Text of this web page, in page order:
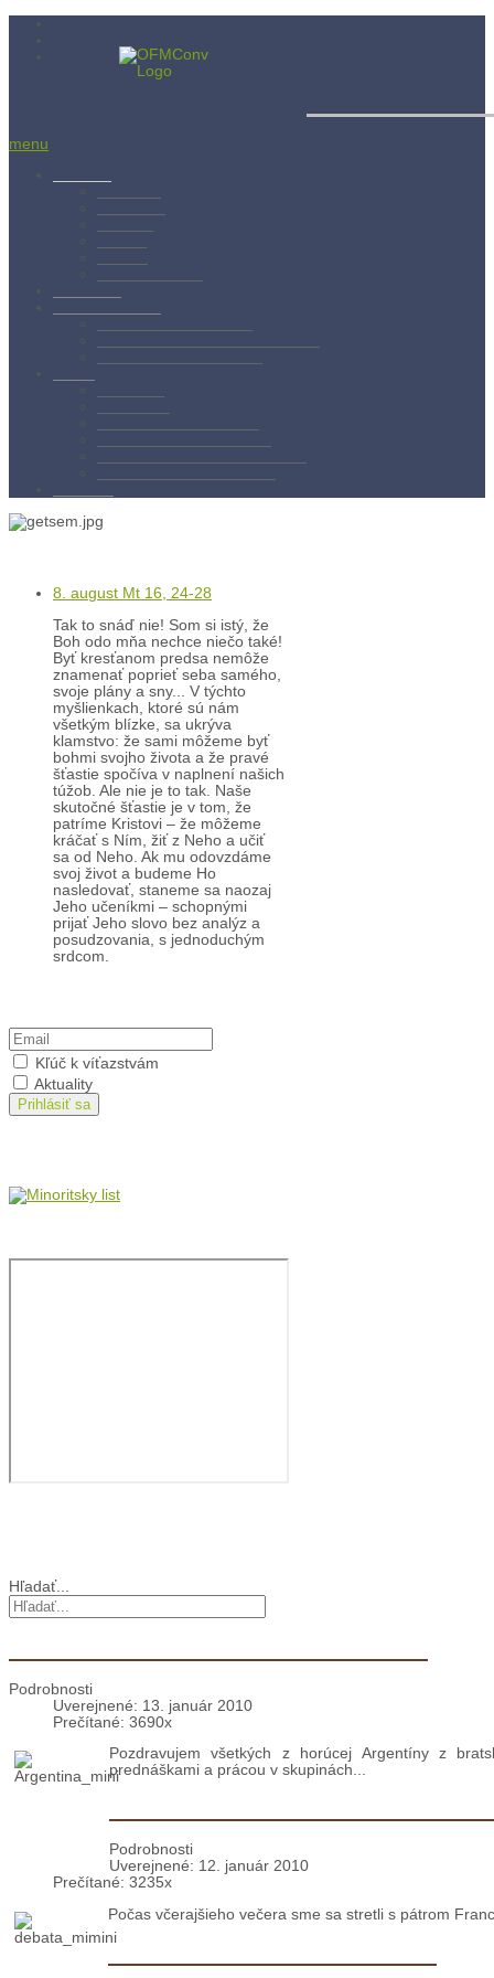
menu
Albánsko
Bratislava
Juniorát
Brehov
Levoča
Spišský Štvrtok
Povolanie
Svätý František
Životopis sv. Františka
Chronológia života sv. Františka
Testament sv. Františka
Dejiny minoritov vo svete
Dejiny minoritov na Slovensku
Rytierstvo Nepoškvrnenej
Kontakty
8. august Mt 16, 24-28
Tak to snáď nie! Som si istý, že
Boh odo mňa nechce niečo také!
Byť kresťanom predsa nemôže
znamenať poprieť seba samého,
svoje plány a sny... V týchto
myšlienkach, ktoré sú nám
všetkým blízke, sa ukrýva
klamstvo: že sami môžeme byť
bohmi svojho života a že pravé
šťastie spočíva v naplnení našich
túžob. Ale nie je to tak. Naše
skutočné šťastie je v tom, že
patríme Kristovi – že môžeme
kráčať s Ním, žiť z Neho a učiť
sa od Neho. Ak mu odovzdáme
svoj život a budeme Ho
nasledovať, staneme sa naozaj
Jeho učeníkmi – schopnými
prijať Jeho slovo bez analýz a
posudzovania, s jednoduchým
Kľúč k víťazstvám
Aktuality
Minoritský list
Film: brat Štefan
Hľadať...
Podrobnosti
Uverejnené: 13. január 2010
Prečítané: 3690x
Pozdravujem všetkých z horúcej Argentíny z
Podrobnosti
Uverejnené: 12. január 2010
Prečítané: 3235x
Počas včerajšieho večera sme sa stretli s pátrom